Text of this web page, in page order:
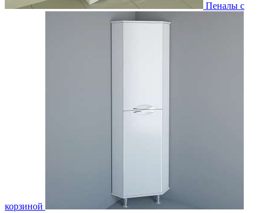
Пеналы с
корзиной